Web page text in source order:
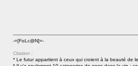
-=[FoLc@N]=-
Citation :
* Le futur appartient à ceux qui croient à la beauté de